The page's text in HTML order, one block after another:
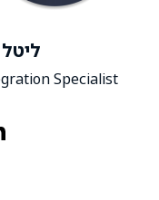
Specialist